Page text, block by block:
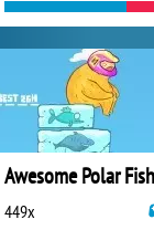
449x